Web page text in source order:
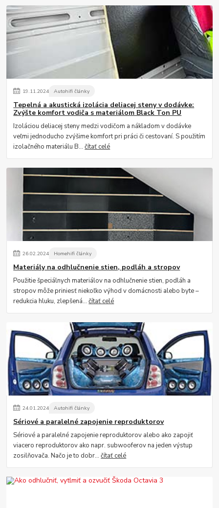
19.11.2024 Autohifi články
Tepelná a akustická izolácia deliacej steny v dodávke:
Zvýšte komfort vodiča s materiálom Black Ton PU
Izoláciou deliacej steny medzi vodičom a nákladom v dodávke
veľmi jednoducho zvýšime komfort pri práci či cestovaní. S použitím
izolačného materiálu B...čítať celé
26.02.2024 Homehifi články
Materiály na odhlučnenie stien, podláh a stropov
Použitie špeciálnych materiálov na odhlučnenie stien, podláh a
stropov môže priniesť niekoľko výhod v domácnosti alebo byte –
redukcia hluku, zlepšená...čítať celé
24.01.2024 Autohifi články
Sériové a paralelné zapojenie reproduktorov
Sériové a paralelné zapojenie reproduktorov alebo ako zapojiť
viacero reproduktorov ako napr. subwooferov na jeden výstup
zosilňovača. Načo je to dobr...čítať celé